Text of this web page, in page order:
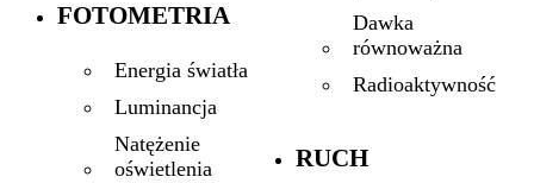
FOTOMETRIA
Energia światła
Luminancja
Natężenie
oświetlenia
Dawka
równoważna
Radioaktywność
RUCH